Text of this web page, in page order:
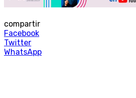
compartir
Facebook
Twitter
WhatsApp